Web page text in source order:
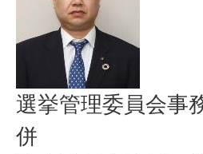
選挙管理委員会事
併